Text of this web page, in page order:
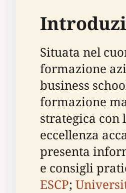
Situata nel
formazione
business
formazione
strategica con
eccellenza
presenta
e consigli
ESCP;